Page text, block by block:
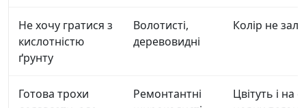
Не хочу гратися з
кислотністю
ґрунту
Волотисті,
деревовидні
Колір не
Готова трохи
Ремонтантні
Цвітуть і на